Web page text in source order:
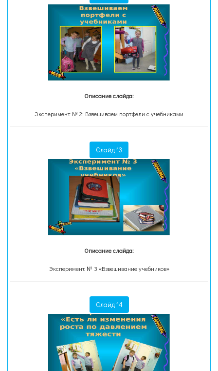
Описание слайда:
Эксперимент № 2: Взвешиваем портфели с учебниками
Слайд 13
Описание слайда:
Эксперимент № 3 «Взвешивание учебников»
Слайд 14